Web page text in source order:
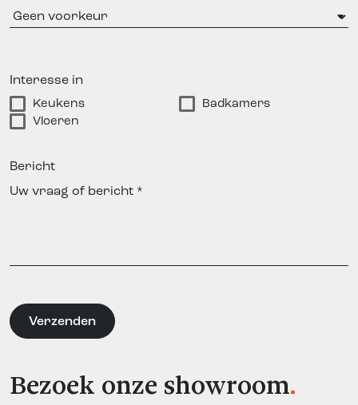
Interesse in
Keukens
Badkamers
Vloeren
Bericht
Bezoek onze showroom.